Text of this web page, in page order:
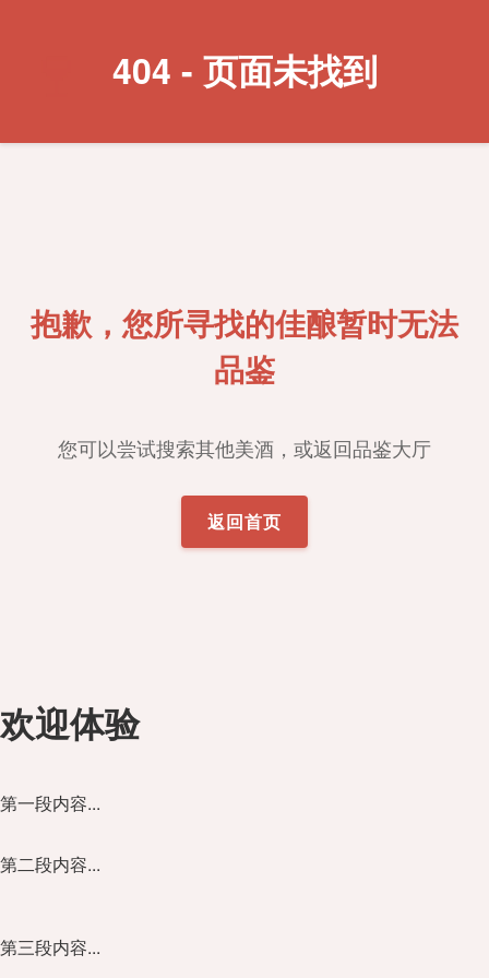
404 - 页面未找到
抱歉，您所寻找的佳酿暂时无法
品鉴
您可以尝试搜索其他美酒，或返回品鉴大厅
返回首页
欢迎体验
第一段内容...
第二段内容...
第三段内容...